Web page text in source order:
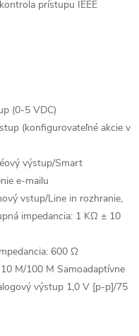
prístupu IEEE
(0-5 VDC)
(konfigurovateľné akcie v
výstup/Smart
e-mailu
vstup/Line in rozhranie,
impedancia: 1 KΩ ± 10
600 Ω
M/100 M Samoadaptívne
výstup 1,0 V [p-p]/75